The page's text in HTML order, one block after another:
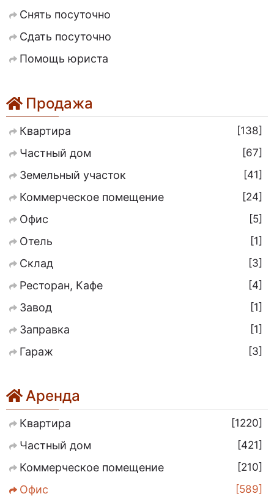
Снять посуточно
Сдать посуточно
Помощь юриста
Продажа
Квартира
138
Частный дом
67
Земельный участок
41
Коммерческое помещение
24
Офис
5
Отель
1
Склад
3
Ресторан, Кафе
4
Завод
1
Заправка
1
Гараж
3
Аренда
Квартира
1220
Частный дом
421
Коммерческое помещение
210
Офис
589